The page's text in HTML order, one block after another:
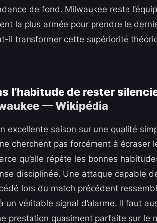
de fond. Milwaukee reste
la plus armée pour prendre le
il transformer cette supériorité
l’habitude de rester
excellente saison sur une qualité
cherchent pas forcément à écraser
qu’elle répète les bonnes
disciplinée. Une attaque capable
lors du match précédent
un véritable signal d’alarme. Il faut
prestation quasiment parfaite sur le